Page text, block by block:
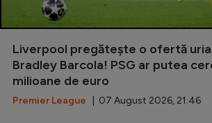
Liverpool pregătește o ofertă
Bradley Barcola! PSG ar putea
milioane de euro
Premier League | 07 August 2026, 21:46